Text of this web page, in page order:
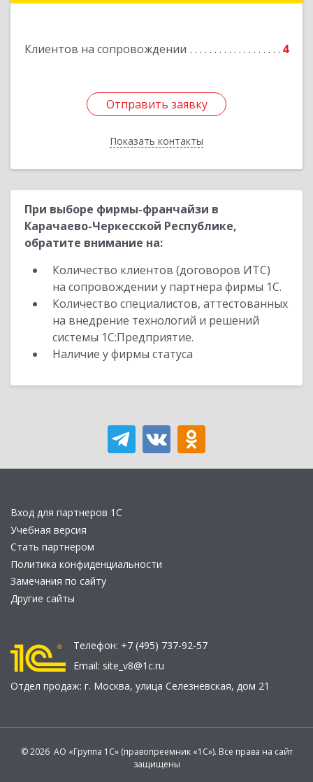
Клиентов на сопровождении 4
Отправить заявку
Показать контакты
Отправить заявку
Назад
При выборе фирмы-франчайзи в
Карачаево-Черкесской Республике,
обратите внимание на:
Количество клиентов (договоров ИТС)
на сопровождении у партнера фирмы 1С.
Количество специалистов, аттестованных
на внедрение технологий и решений
системы 1С:Предприятие.
Наличие у фирмы статуса
Вход для партнеров 1С
Учебная версия
Стать партнером
Политика конфиденциальности
Замечания по сайту
Другие сайты
Телефон: +7 (495) 737-92-57
Email: site_v8@1c.ru
Отдел продаж: г. Москва, улица Селезнёвская, дом 21
© 2026 АО «Группа 1С» (правопреемник «1С»). Все права на сайт
защищены